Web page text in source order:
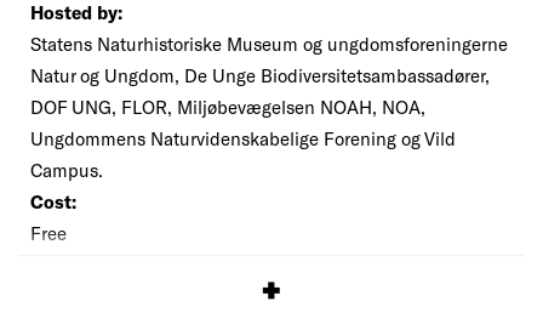
Hosted by:
Statens Naturhistoriske Museum og ungdomsforeningerne
Natur og Ungdom, De Unge Biodiversitetsambassadører,
DOF UNG, FLOR, Miljøbevægelsen NOAH, NOA,
Ungdommens Naturvidenskabelige Forening og Vild
Campus.
Cost:
Free